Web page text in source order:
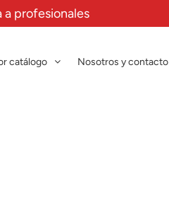
a profesionales
catálogo Nosotros y contacto